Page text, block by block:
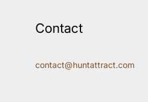
Contact
contact@huntattract.com